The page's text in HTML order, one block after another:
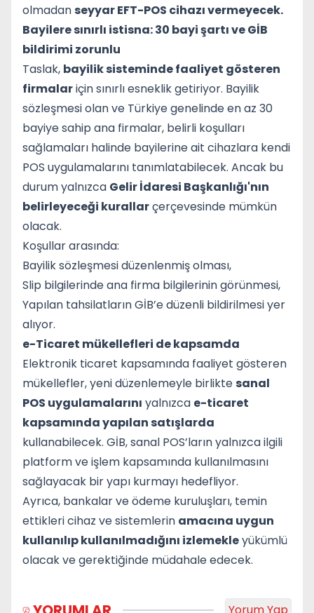
olmadanseyyar EFT-POS cihazı vermeyecek.
Bayilere sınırlı istisna: 30 bayi şartı ve GİB
bildirimi zorunlu
Taslak, bayilik sisteminde faaliyet gösteren
firmalariçin sınırlı esneklik getiriyor. Bayilik
sözleşmesi olan ve Türkiye genelinde en az 30
bayiye sahip ana firmalar, belirli koşulları
sağlamaları halinde bayilerine ait cihazlara kendi
POS uygulamalarını tanımlatabilecek. Ancak bu
durum yalnızca Gelir İdaresi Başkanlığı'nın
belirleyeceği kurallarçerçevesinde mümkün
olacak.
Koşullar arasında:
Bayilik sözleşmesi düzenlenmiş olması,
Slip bilgilerinde ana firma bilgilerinin görünmesi,
Yapılan tahsilatların GİB’e düzenli bildirilmesi yer
alıyor.
e-Ticaret mükellefleri de kapsamda
Elektronik ticaret kapsamında faaliyet gösteren
mükellefler, yeni düzenlemeyle birliktesanal
POS uygulamalarını yalnızca e-ticaret
kapsamında yapılan satışlarda
kullanabilecek. GİB, sanal POS’ların yalnızca ilgili
platform ve işlem kapsamında kullanılmasını
sağlayacak bir yapı kurmayı hedefliyor.
Ayrıca, bankalar ve ödeme kuruluşları, temin
ettikleri cihaz ve sistemlerin amacına uygun
kullanılıp kullanılmadığını izlemekleyükümlü
olacak ve gerektiğinde müdahale edecek.